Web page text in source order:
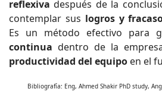
reflexiva después de la
contemplar sus logros y
Es un método efectivo para
continua dentro de la
productividad del equipo en el
Bibliografía: Eng, Ahmed Shakir PhD study,